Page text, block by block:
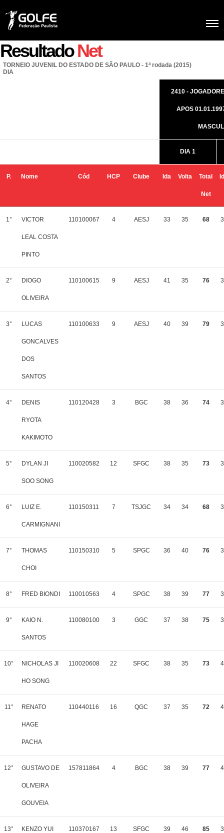
ResultadoNet
TORNEIO JUVENIL DO ESTADO DE SÃO PAULO - 1ª rodada (2015)
DIA
2410 -
APOS
DIA 1
P. Nome Cód HCP Clube Ida Volta Total
Net
1° VICTOR
LEAL COSTA
PINTO
110100067 4 AESJ 33 35 68
2° DIOGO
OLIVEIRA
110100615 9 AESJ 41 35 76
3° LUCAS
GONCALVES
DOS
SANTOS
110100633 9 AESJ 40 39 79
4° DENIS
RYOTA
KAKIMOTO
110120428 3 BGC 38 36 74
5° DYLAN JI
SOO SONG
110020582 12 SFGC 38 35 73
6° LUIZ E.
CARMIGNANI
110150311 7 TSJGC 34 34 68
7° THOMAS
CHOI
110150310 5 SPGC 36 40 76
8° FRED BIONDI 110010563 4 SPGC 38 39 77
9° KAIO N.
SANTOS
110080100 3 GGC 37 38 75
10° NICHOLAS JI
HO SONG
110020608 22 SFGC 38 35 73
11° RENATO
HAGE
PACHA
110440116 16 QGC 37 35 72
12° GUSTAVO DE
OLIVEIRA
GOUVEIA
157811864 4 BGC 38 39 77
13° KENZO YUI 110370167 13 SFGC 39 46 85